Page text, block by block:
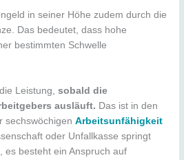
in seiner Höhe zudem durch die
Das bedeutet, dass hohe
bestimmten Schwelle
Leistung,sobald die
ausläuft. Das ist in den
sechswöchigenArbeitsunfähigkeit
oder Unfallkasse springt
es besteht ein Anspruch auf